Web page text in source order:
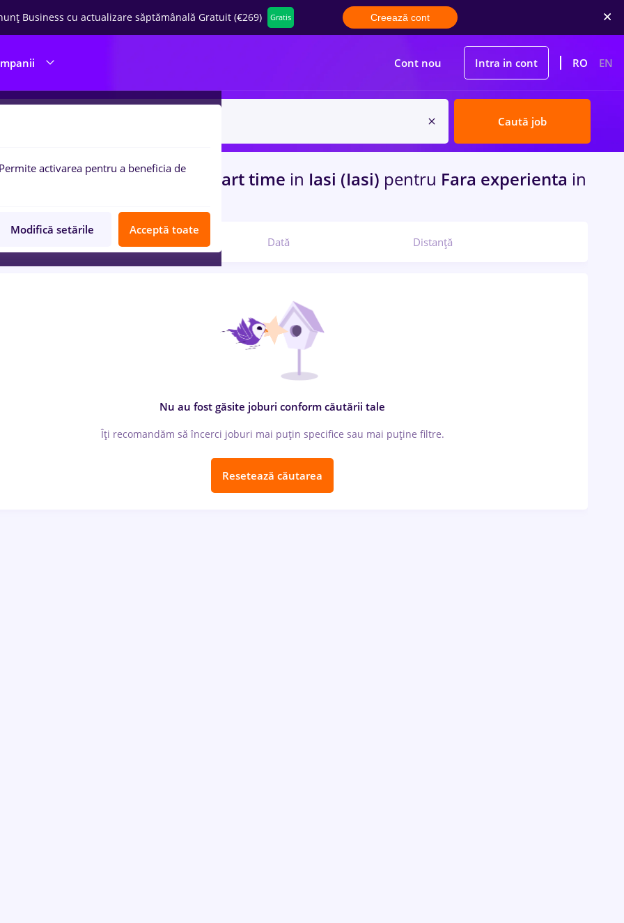
Business cu actualizare săptămânală Gratuit (€269) Gratis Creează cont
Cont nou Intra in cont RO EN
Caută job
de muncaprogramator, Part time in Iasi (Iasi) pentru Fara experienta in
Relevanță Dată Distanță
Nu au fost găsite joburi conform căutării tale
Îți recomandăm să încerci joburi mai puțin specifice sau mai puține filtre.
Resetează căutarea
Permite activarea pentru a beneficia de
Modifică setările Acceptă toate